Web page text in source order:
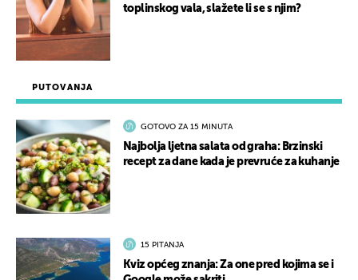
PUTOVANJA
GOTOVO ZA 15 MINUTA
Najbolja ljetna salata od graha: Brzinski
recept za dane kada je prevruće za kuhanje
15 PITANJA
Kviz općeg znanja: Za one pred kojima se i
toplinskog vala, slažete li se s njim?